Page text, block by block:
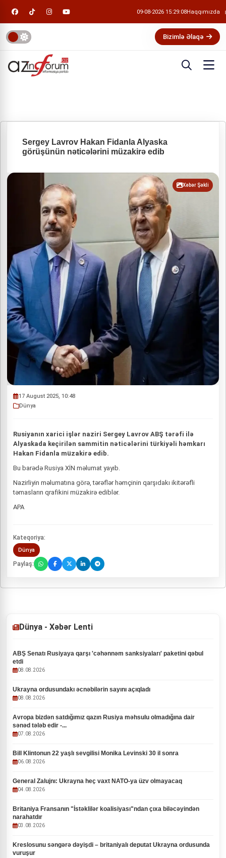
09-08-2026 15:29:08Haqqımızda
Bizimlə Əlaqə
Sergey Lavrov Hakan Fidanla Alyaska
görüşünün nəticələrini müzakirə edib
Xəbər Şəkli
17 August 2025, 10:48
Dünya
Rusiyаnın xarici işlər naziri Sergey Lavrov ABŞ tərəfi ilə
Alyaskada keçirilən sammitin nəticələrini türkiyəli həmkarı
Hakan Fidanla müzakirə edib.
Bu barədə Rusiya XİN məlumat yayıb.
Nazirliyin məlumatına görə, tərəflər həmçinin qarşıdakı ikitərəfli
təmasların qrafikini müzakirə ediblər.
APA
Kateqoriya:
Dünya
Paylaş:
Dünya - Xəbər Lenti
ABŞ Senatı Rusiyaya qarşı 'cəhənnəm sanksiyaları' paketini qəbul
etdi
08.08.2026
Ukrayna ordusundakı əcnəbilərin sayını açıqladı
08.08.2026
Avropa bizdən satdığımız qazın Rusiya məhsulu olmadığına dair
sənəd tələb edir -...
07.08.2026
Bill Klintonun 22 yaşlı sevgilisi Monika Levinski 30 il sonra
06.08.2026
General Zalujnı: Ukrayna heç vaxt NATO-ya üzv olmayacaq
04.08.2026
Britaniya Fransanın "İstəklilər koalisiyası"ndan çıxa biləcəyindən
narahatdır
03.08.2026
Kreslosunu səngərə dəyişdi – britaniyalı deputat Ukrayna ordusunda
vuruşur